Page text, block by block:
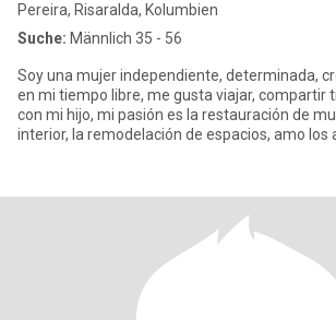
Pereira, Risaralda, Kolumbien
Suche: Männlich 35 - 56
Soy una mujer independiente, determinada,
en mi tiempo libre, me gusta viajar, compartir
con mi hijo, mi pasión es la restauración de
interior, la remodelación de espacios, amo los